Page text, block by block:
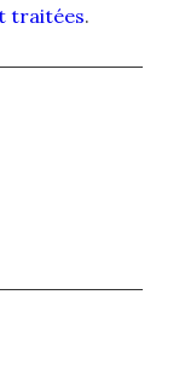
traitées.